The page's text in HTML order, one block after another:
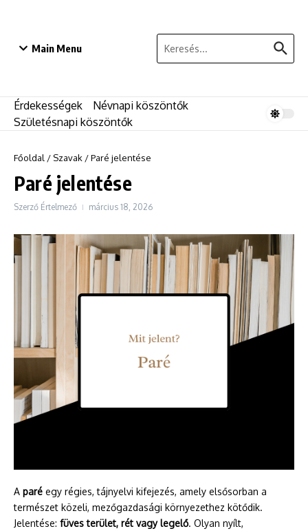
Main Menu
Keresés:
Érdekességek
Névnapi köszöntők
Születésnapi köszöntők
Főoldal / Szavak /Paré jelentése
Paré jelentése
Szerző Értelmező március 18, 2026
A paré egy régies, tájnyelvi kifejezés, amely elsősorban a
természet közeli, mezőgazdasági környezethez kötődik.
Jelentése: füves terület, rét vagy legelő. Olyan nyílt,